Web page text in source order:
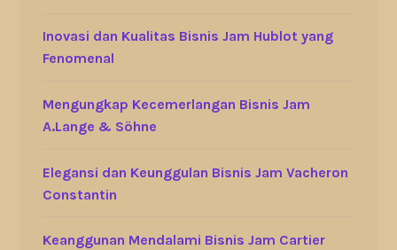
Inovasi dan Kualitas Bisnis Jam Hublot yang
Fenomenal
Mengungkap Kecemerlangan Bisnis Jam
A.Lange & Söhne
Elegansi dan Keunggulan Bisnis Jam Vacheron
Constantin
Keanggunan Mendalami Bisnis Jam Cartier